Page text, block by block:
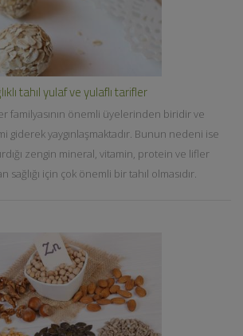
tahıl yulaf ve yulaflı tarifler
familyasının önemli üyelerinden biridir ve
giderek yaygınlaşmaktadır. Bunun nedeni ise
zengin mineral, vitamin, protein ve lifler
sağlığı için çok önemli bir tahıl olmasıdır.